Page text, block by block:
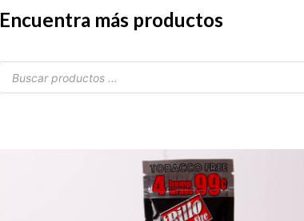
Encuentra más productos